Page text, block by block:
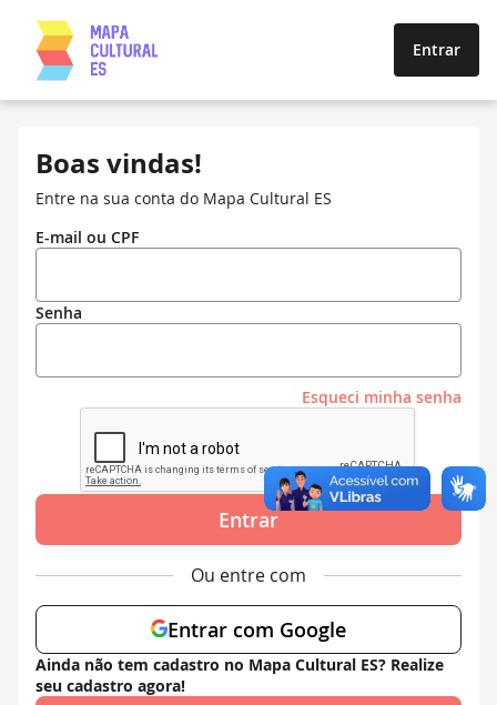
Entrar
Boas vindas!
Entre na sua conta do Mapa Cultural ES
E-mail ou CPF
Senha
Esqueci minha senha
Entrar
Ou entre com
Entrar com Google
Ainda não tem cadastro no Mapa Cultural ES? Realize
seu cadastro agora!